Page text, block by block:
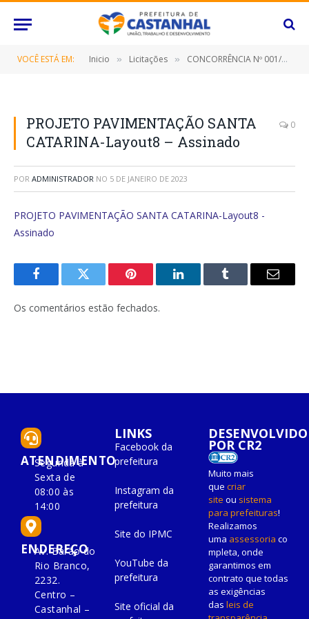
VOCÊ ESTÁ EM: Inicio » Licitações » CONCORRÊNCIA Nº 001/2023 (Prestação de serviço de drenagem e pavimentação asfáltica de vias urbanas no Bairro Santa Catarina)
PROJETO PAVIMENTAÇÃO SANTA
CATARINA-Layout8 – Assinado
0
POR ADMINISTRADOR NO 5 DE JANEIRO DE 2023
PROJETO PAVIMENTAÇÃO SANTA CATARINA-Layout8 -
Assinado
FacebookTwitter Pinterest O
Tumblr
E-
Os comentários estão fechados.
ATENDIMENTO
Segunda à
Sexta de
08:00 às
14:00
ENDEREÇO
Av. Barão do
Rio Branco,
2232.
Centro –
Castanhal –
LINKS
Facebook da
prefeitura
Instagram da
prefeitura
Site do IPMC
YouTube da
prefeitura
Site oficial da
DESENVOLVIDO
POR CR2
Muito mais
que criar
site ou sistema
para prefeituras!
Realizamos
uma assessoria co
mpleta, onde
garantimos em
contrato que todas
as exigências
das leis de